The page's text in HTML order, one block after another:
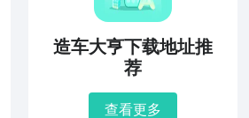
造车大亨下载地址推
荐
查看更多